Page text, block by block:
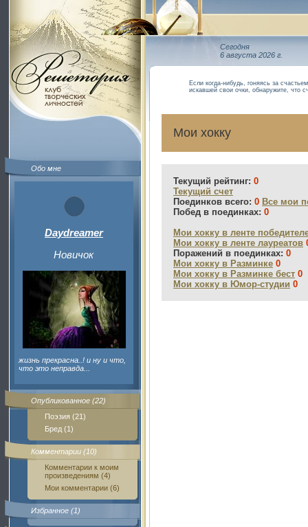
Обо мне
Daydreamer
Новичок
жизнь прекрасна..! и ну и что,
что это неправда...
Опубликованное (22)
Поэзия (21)
Бред (1)
Комментарии (10)
Комментарии к моим
произведениям (4)
Мои комментарии (6)
Избранное (1)
Сегодня
6 августа 2026 г.
Если когда-нибудь, гоняясь за
искавшей свои очки, обнаружите, что
Мои хокку
Текущий рейтинг: 0
Текущий счет
Поединков всего: 0 Все мои
Побед в поединках: 0
Мои хокку в ленте
Мои хокку в ленте лауреатов
Поражений в поединках: 0
Мои хокку в Разминке 0
Мои хокку в Разминке бест 0
Мои хокку в Юмор-студии 0